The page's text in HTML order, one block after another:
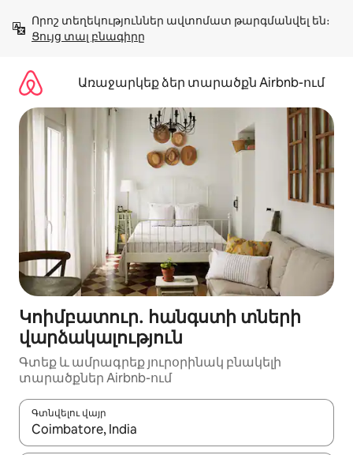
բովանդակությանը
Ցույց տալ բնագիրը
Առաջարկեք ձեր տարածքն Airbnb-ում
Կոիմբատուր․ հանգստի տների
վարձակալություն
Գտեք և ամրագրեք յուրօրինակ բնակելի
տարածքներ Airbnb-ում
Գտնվելու վայր
Երբ արդյունքները հասանելի լինեն, սլաքների